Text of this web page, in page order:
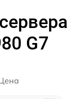
G7